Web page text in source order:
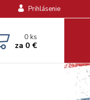
Prihlásenie
0ks
za 0 €